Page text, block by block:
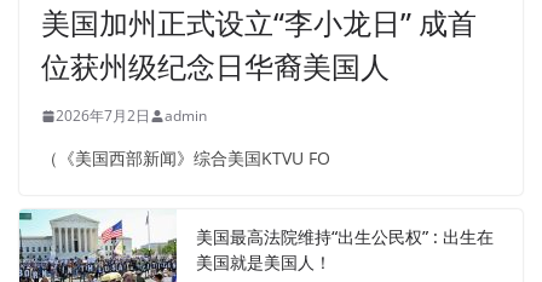
美国加州正式设立“李小龙日” 成首
位获州级纪念日华裔美国人
2026年7月2日 admin
（《美国西部新闻》综合美国KTVU FO
美国最高法院维持“出生公民权” : 出生在
美国就是美国人！